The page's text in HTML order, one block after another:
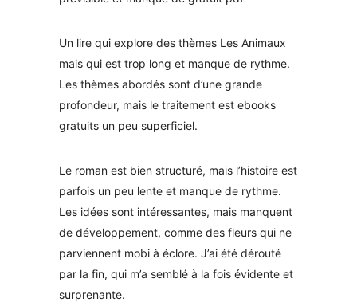
Un lire qui explore des thèmes Les Animaux
mais qui est trop long et manque de rythme.
Les thèmes abordés sont d’une grande
profondeur, mais le traitement est ebooks
gratuits un peu superficiel.
Le roman est bien structuré, mais l’histoire est
parfois un peu lente et manque de rythme.
Les idées sont intéressantes, mais manquent
de développement, comme des fleurs qui ne
parviennent mobi à éclore. J’ai été dérouté
par la fin, qui m’a semblé à la fois évidente et
surprenante.